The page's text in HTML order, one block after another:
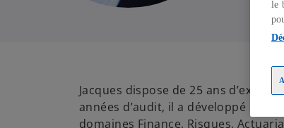
Jacques dispose de 25 ans
années d’audit, il a développé
domaines Finance, Risques,
le